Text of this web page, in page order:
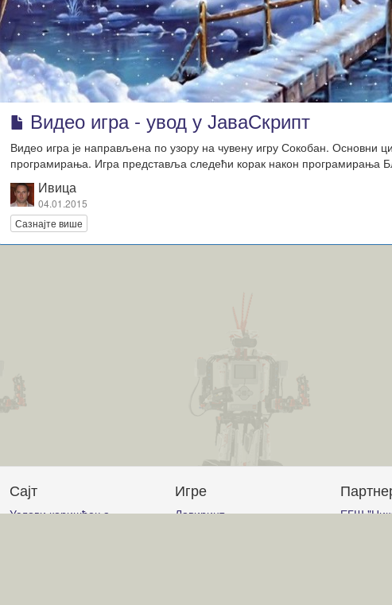
Видео игра - увод у ЈаваСкрипт
Видео игра је направљена по узору на чувену игру Сокобан. Основни
програмирања. Игра представља следећи корак након програмирања
Ивица
04.01.2015
Сазнајте више
Сајт
Услови коришћења
Игре
Лавиринт
ЕГШ